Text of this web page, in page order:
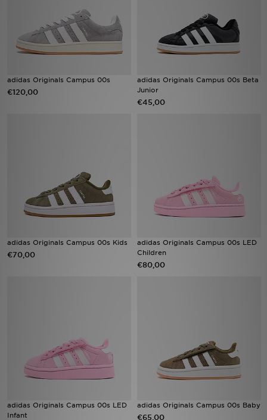
adidas Originals Campus 00s
€120,00
adidas Originals Campus 00s Beta
Junior
€45,00
adidas Originals Campus 00s Kids
€70,00
adidas Originals Campus 00s LED
Children
€80,00
adidas Originals Campus 00s LED
Infant
adidas Originals Campus 00s Baby
€65,00
Sports
Merken
Klantenservice
Download de app
Wie wij zijn